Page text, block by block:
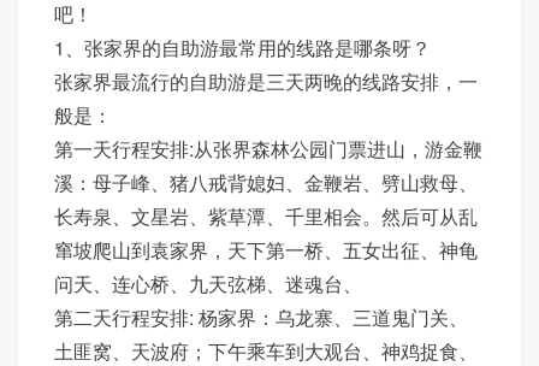
吧！
1、张家界的自助游最常用的线路是哪条呀？
张家界最流行的自助游是三天两晚的线路安排，一
般是：
第一天行程安排:从张界森林公园门票进山，游金鞭
溪：母子峰、猪八戒背媳妇、金鞭岩、劈山救母、
长寿泉、文星岩、紫草潭、千里相会。然后可从乱
窜坡爬山到袁家界，天下第一桥、五女出征、神龟
问天、连心桥、九天弦梯、迷魂台、
第二天行程安排: 杨家界：乌龙寨、三道鬼门关、
土匪窝、天波府；下午乘车到大观台、神鸡捉食、